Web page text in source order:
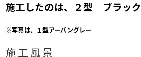
施工したのは、２型 ブラック
※写真は、 １型アーバングレー
施 工 風 景